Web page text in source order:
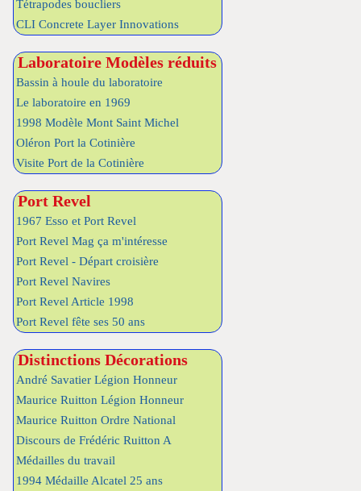
Tétrapodes boucliers
CLI Concrete Layer Innovations
Laboratoire Modèles réduits
Bassin à houle du laboratoire
Le laboratoire en 1969
1998 Modèle Mont Saint Michel
Oléron Port la Cotinière
Visite Port de la Cotinière
Port Revel
1967 Esso et Port Revel
Port Revel Mag ça m'intéresse
Port Revel - Départ croisière
Port Revel Navires
Port Revel Article 1998
Port Revel fête ses 50 ans
Distinctions Décorations
André Savatier Légion Honneur
Maurice Ruitton Légion Honneur
Maurice Ruitton Ordre National
Discours de Frédéric Ruitton A
Médailles du travail
1994 Médaille Alcatel 25 ans